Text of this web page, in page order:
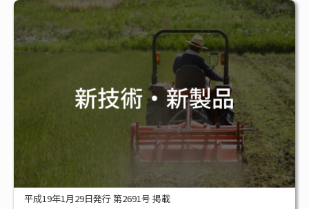
平成19年1月29日発行 第2691号 掲載